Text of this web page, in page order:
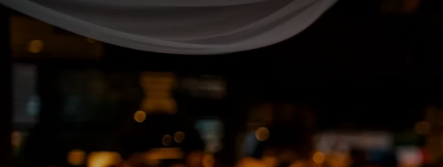
De ideale
Het Van der Valk Hotel
organiseren. Of het nu gaat
dansavond met vrienden,
commercieel team begeleidt u in